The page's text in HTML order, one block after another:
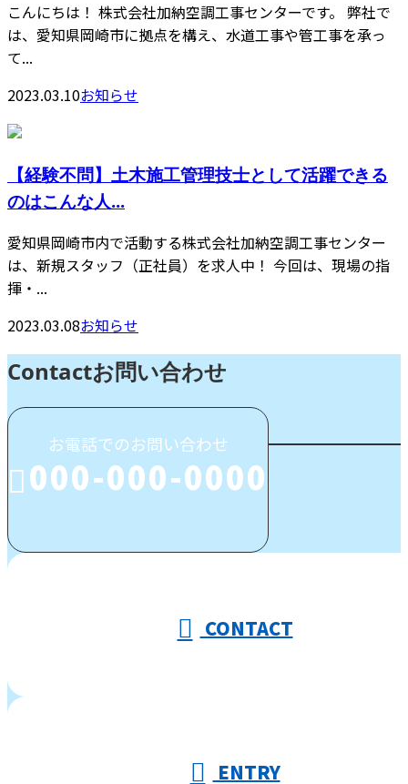
こんにちは！ 株式会社加納空調工事センターです。 弊社で
は、愛知県岡崎市に拠点を構え、水道工事や管工事を承っ
て...
2023.03.10お知らせ
【経験不問】土木施工管理技士として活躍できる
のはこんな人...
愛知県岡崎市内で活動する株式会社加納空調工事センター
は、新規スタッフ（正社員）を求人中！ 今回は、現場の指
揮・...
2023.03.08お知らせ
Contactお問い合わせ
お電話でのお問い合わせ
000-000-0000
CONTACT
ENTRY